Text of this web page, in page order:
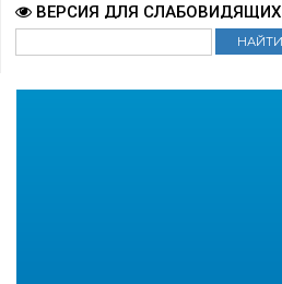
ВЕРСИЯ ДЛЯ СЛАБОВИДЯЩИХ